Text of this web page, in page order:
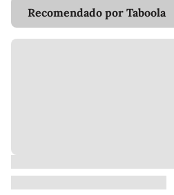
Recomendado por Taboola